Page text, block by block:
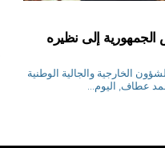
إلى نظيره
الخارجية والجالية الوطنية
عطاف, اليوم...